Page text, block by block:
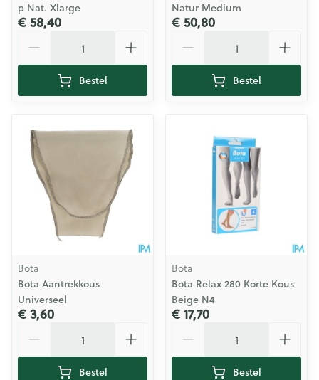
p Nat. Xlarge
€ 58,40
Bestel
Natur Medium
€ 50,80
Bestel
Bota
Bota Aantrekkous
Universeel
€ 3,60
Bestel
Bota
Bota Relax 280 Korte Kous
Beige N4
€ 17,70
Bestel